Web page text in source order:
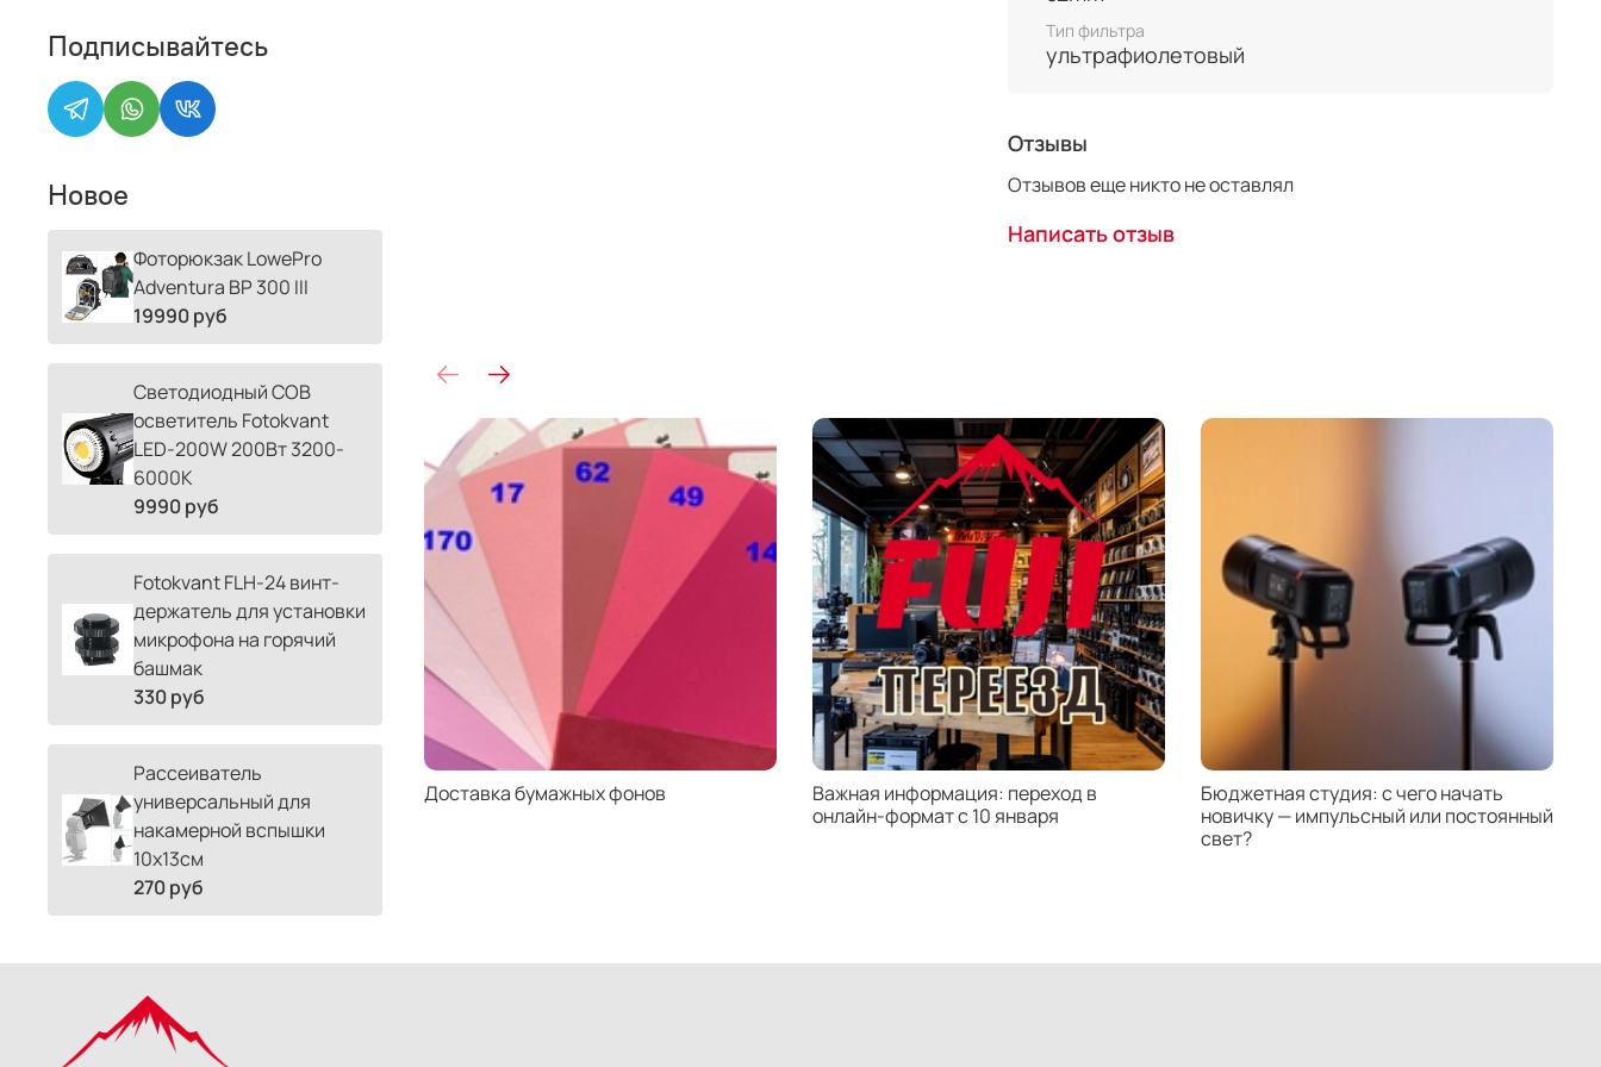
Тип фильтра
ультрафиолетовый
Отзывы
Отзывов еще никто не оставлял
Написать отзыв
Доставка бумажных фонов
Важная информация: переход в
онлайн-формат с 10 января
Бюджетная студия: с чего начать
новичку — импульсный или постоянный
свет?
Подписывайтесь
Новое
Фоторюкзак LowePro
Adventura BP 300 III
19990 руб
Светодиодный COB
осветитель Fotokvant
LED-200W 200Вт 3200-
6000К
9990 руб
Fotokvant FLH-24 винт-
держатель для установки
микрофона на горячий
башмак
330 руб
Рассеиватель
универсальный для
накамерной вспышки
10х13см
270 руб